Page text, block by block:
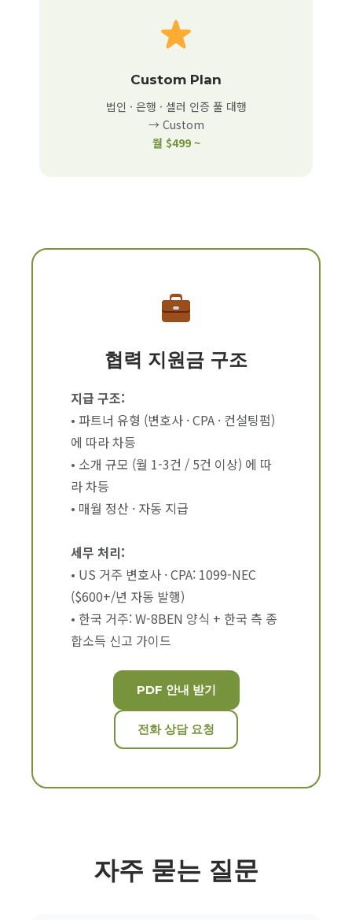
Custom Plan
법인 · 은행 · 셀러 인증 풀 대행
→ Custom
월 $499 ~
협력 지원금 구조
지급 구조:
• 파트너 유형 (변호사 · CPA · 컨설팅펌)
에 따라 차등
• 소개 규모 (월 1-3건 / 5건 이상) 에 따
라 차등
• 매월 정산 · 자동 지급
세무 처리:
• US 거주 변호사 · CPA: 1099-NEC
($600+/년 자동 발행)
• 한국 거주: W-8BEN 양식 + 한국 측 종
합소득 신고 가이드
PDF 안내 받기
전화 상담 요청
자주 묻는 질문